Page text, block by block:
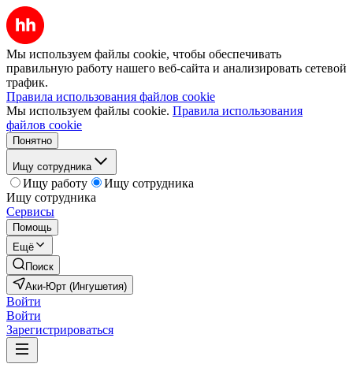
Мы используем файлы cookie, чтобы обеспечивать
правильную работу нашего веб-сайта и анализировать сетевой
трафик.
Правила использования файлов cookie
Мы используем файлы cookie. Правила использования
файлов cookie
Понятно
Ищу сотрудника
Ищу работу
Ищу сотрудника
Ищу сотрудника
Сервисы
Помощь
Ещё
Поиск
Аки-Юрт (Ингушетия)
Войти
Войти
Зарегистрироваться